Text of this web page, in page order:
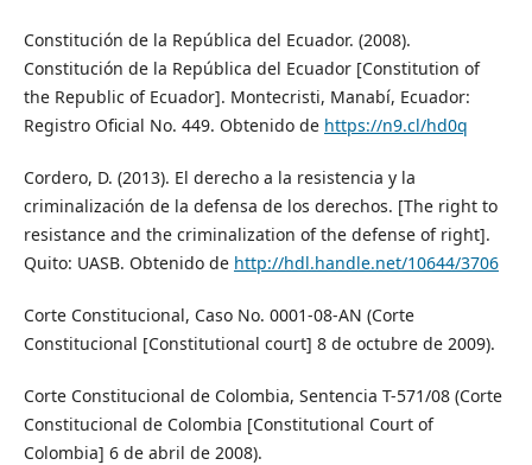
Constitución de la República del Ecuador. (2008).
Constitución de la República del Ecuador [Constitution of
the Republic of Ecuador]. Montecristi, Manabí, Ecuador:
Registro Oficial No. 449. Obtenido de https://n9.cl/hd0q
Cordero, D. (2013). El derecho a la resistencia y la
criminalización de la defensa de los derechos. [The right to
resistance and the criminalization of the defense of right].
Quito: UASB. Obtenido de http://hdl.handle.net/10644/3706
Corte Constitucional, Caso No. 0001-08-AN (Corte
Constitucional [Constitutional court] 8 de octubre de 2009).
Corte Constitucional de Colombia, Sentencia T-571/08 (Corte
Constitucional de Colombia [Constitutional Court of
Colombia] 6 de abril de 2008).